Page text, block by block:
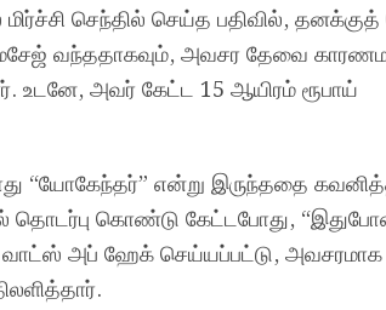
செந்தில் செய்த பதிவில், தனக்குத்
மெசேஜ் வந்ததாகவும், அவசர தேவை
உடனே, அவர் கேட்ட 15 ஆயிரம் ரூபாய்
“யோகேந்தர்” என்று இருந்ததை
தொடர்பு கொண்டு கேட்டபோது,
வாட்ஸ் அப் ஹேக் செய்யப்பட்டு,